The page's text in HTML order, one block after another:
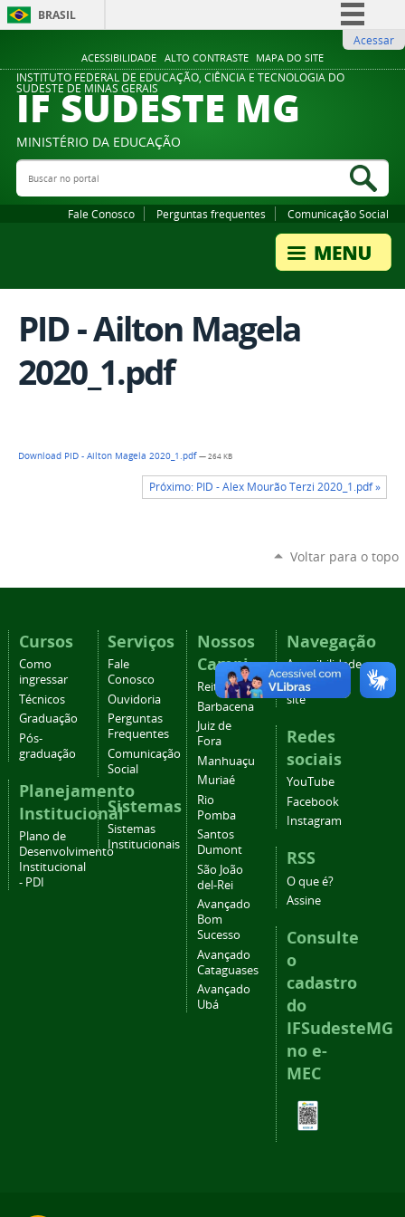
ACESSIBILIDADE ALTO CONTRASTE MAPA DO SITE
BRASIL
Comunica BR
Participe
Legislação
Acessar
INSTITUTO FEDERAL DE EDUCAÇÃO, CIÊNCIA E TECNOLOGIA DO
SUDESTE DE MINAS GERAIS
IF SUDESTE MG
MINISTÉRIO DA EDUCAÇÃO
Buscar no portal
Fale Conosco Perguntas frequentes Comunicação Social
PID - Ailton Magela
2020_1.pdf
Download PID - Ailton Magela 2020_1.pdf— 264 KB
Próximo: PID - Alex Mourão Terzi 2020_1.pdf »
Voltar para o topo
Cursos
Como
ingressar
Técnicos
Graduação
Pós-
graduação
Planejamento
Institucional
Plano de
Desenvolvimento
Institucional
- PDI
Serviços
Fale
Conosco
Ouvidoria
Perguntas
Frequentes
Comunicação
Social
Sistemas
Sistemas
Institucionais
Nossos
Campi
Reitoria
Barbacena
Juiz de
Fora
Manhuaçu
Muriaé
Rio
Pomba
Santos
Dumont
São João
del-Rei
Avançado
Bom
Sucesso
Avançado
Cataguases
Avançado
Ubá
Navegação
Acessibilidade
Mapa do
site
Redes
sociais
YouTube
Facebook
Instagram
RSS
O que é?
Assine
Consulte
o
cadastro
do
IFSudesteMG
no e-
MEC